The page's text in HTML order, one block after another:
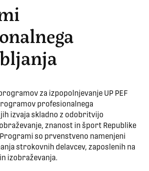
za izpopolnjevanje UP PEF
profesionalnega
izvaja skladno z odobritvijo
znanost in šport Republike
Programi so prvenstveno namenjeni
strokovnih delavcev, zaposlenih na
izobraževanja.